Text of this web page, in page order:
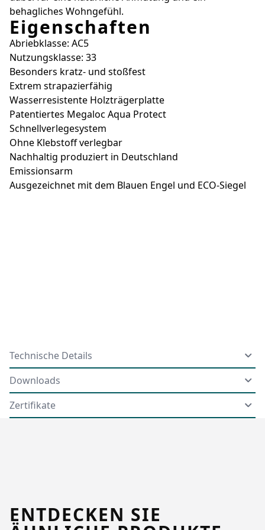
behagliches Wohngefühl.
Eigenschaften
Abriebklasse: AC5
Nutzungsklasse: 33
Besonders kratz- und stoßfest
Extrem strapazierfähig
Wasserresistente Holzträgerplatte
Patentiertes Megaloc Aqua Protect
Schnellverlegesystem
Ohne Klebstoff verlegbar
Nachhaltig produziert in Deutschland
Emissionsarm
Ausgezeichnet mit dem Blauen Engel und ECO-Siegel
Technische Details
Downloads
Zertifikate
ENTDECKEN SIE